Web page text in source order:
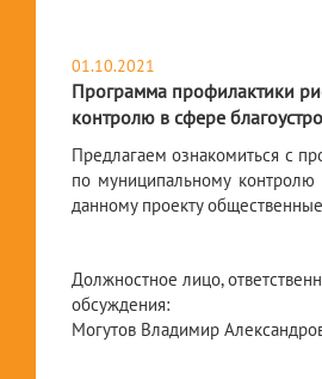
01.10.2021
Программа профилактики
контролю в сфере
Предлагаем ознакомиться с
по муниципальному
данному проекту
Должностное лицо,
обсуждения:
Могутов Владимир